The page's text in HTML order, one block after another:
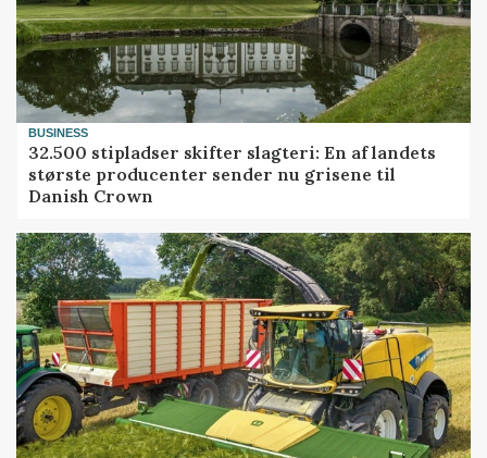
BUSINESS
32.500 stipladser skifter slagteri: En af landets
største producenter sender nu grisene til
Danish Crown